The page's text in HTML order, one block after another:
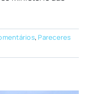
, Pareceres